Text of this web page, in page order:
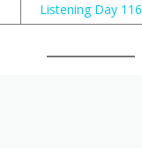
Listening Day 116